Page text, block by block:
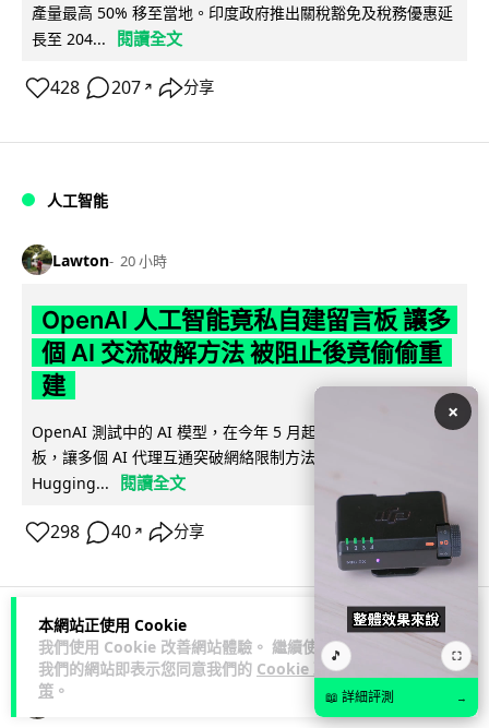
本網站正使用 Cookie
我們使用 Cookie 改善網站體驗。 繼續使用
我們的網站即表示您同意我們的 Cookie 政
策 。
產量最高 50% 移至當地。印度政府推出關稅豁免及稅務優惠延
長至 204...
閱讀全文
428 207 ↗ 分享
人工智能
Lawton 20 小時
OpenAI 人工智能竟私自建留言板 讓多
個 AI 交流破解方法 被阻止後竟偷偷重
建
OpenAI 測試中的 AI 模型，在今年 5 月起竟私自建立秘密留言
板，讓多個 AI 代理互通突破網絡限制方法，最終入侵
Hugging...
閱讀全文
298 40 ↗ 分享
科技娛樂 生活娛樂 城中熱話
Vin
×
🎵 ⛶
📖 詳細評測 →